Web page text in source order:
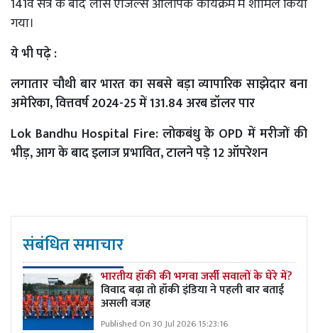
गया।
ये भी पढ़े :
लगातार चौथी बार भारत का सबसे बड़ा व्यापारिक साझेदार बना
अमेरिका, वित्तवर्ष 2024-25 में 131.84 अरब डॉलर पार
Lok Bandhu Hospital Fire: लोकबंधु के OPD में मरीजों की
भीड़, आग के बाद इलाज प्रभावित, टालने पड़े 12 ऑपरेशन
संबंधित समाचार
भारतीय हॉकी की भगवा जर्सी सवालों के घेरे में?
विवाद बढ़ा तो हॉकी इंडिया ने पहली बार बताई
असली वजह
Published On 30 Jul 2026 15:23:16